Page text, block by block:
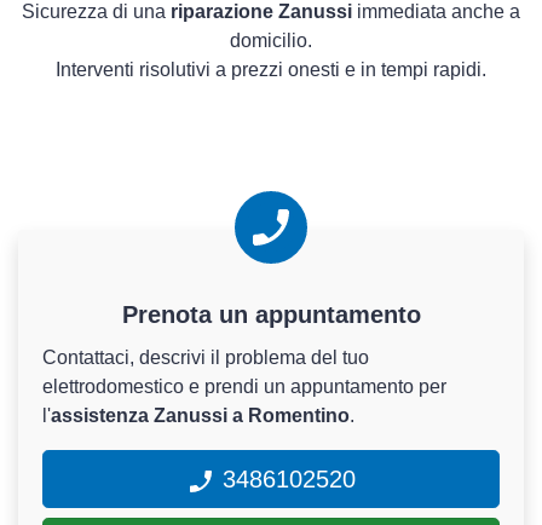
Sicurezza di una riparazione Zanussi immediata anche a
domicilio.
Interventi risolutivi a prezzi onesti e in tempi rapidi.
Prenota un appuntamento
Contattaci, descrivi il problema del tuo
elettrodomestico e prendi un appuntamento per
l'assistenza Zanussi a Romentino.
3486102520